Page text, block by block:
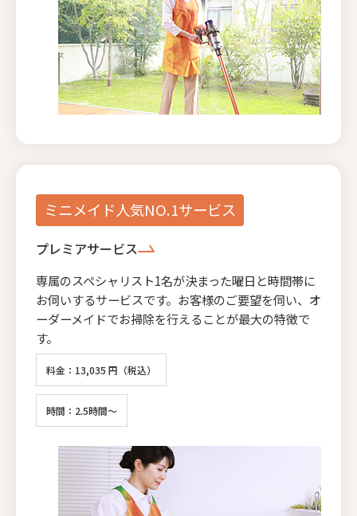
ミニメイド人気NO.1サービス
プレミアサービス
専属のスペシャリスト1名が決まった曜日と時間帯に
お伺いするサービスです。お客様のご要望を伺い、オ
ーダーメイドでお掃除を行えることが最大の特徴で
す。
料金：13,035 円（税込）
時間：2.5時間～